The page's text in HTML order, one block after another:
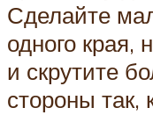
Сделайте
одного края,
и скрутите
стороны так,